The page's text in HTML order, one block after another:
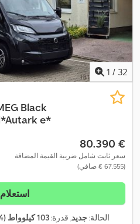
1 / 32
Black
e*
‏80.390 €
سعر ثابت شامل ضريبة القيمة المضافة
(‏67.555 € صافي)
استعلام
الحالة:جديد, قدرة:103 كيلوواط (140,04 حصان)